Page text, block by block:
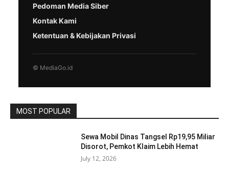
Pedoman Media Siber
Kontak Kami
Ketentuan & Kebijakan Privasi
© MediaGo.id
MOST POPULAR
Sewa Mobil Dinas Tangsel Rp19,95 Miliar
Disorot, Pemkot Klaim Lebih Hemat
July 12, 2026